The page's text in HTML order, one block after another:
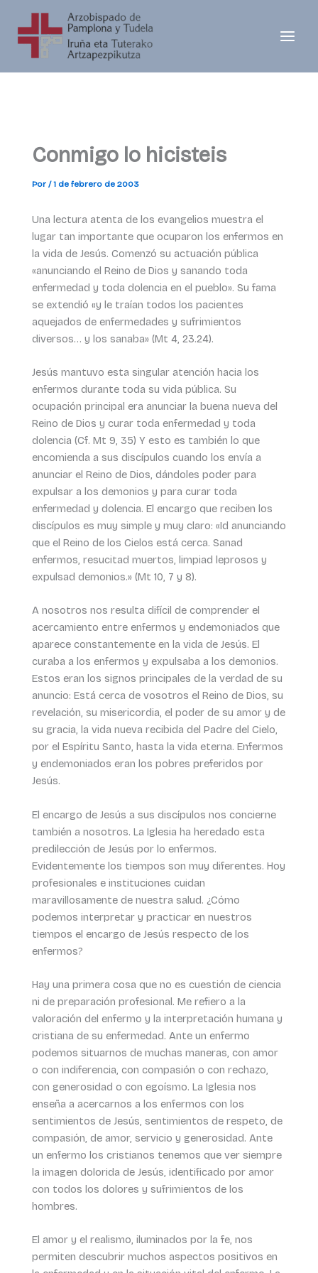
contenido
Conmigo lo hicisteis
Por /1 de febrero de 2003
Una lectura atenta de los evangelios muestra el
lugar tan importante que ocuparon los enfermos en
la vida de Jesús. Comenzó su actuación pública
«anunciando el Reino de Dios y sanando toda
enfermedad y toda dolencia en el pueblo». Su fama
se extendió «y le traían todos los pacientes
aquejados de enfermedades y sufrimientos
diversos… y los sanaba» (Mt 4, 23.24).
Jesús mantuvo esta singular atención hacia los
enfermos durante toda su vida pública. Su
ocupación principal era anunciar la buena nueva del
Reino de Dios y curar toda enfermedad y toda
dolencia (Cf. Mt 9, 35) Y esto es también lo que
encomienda a sus discípulos cuando los envía a
anunciar el Reino de Dios, dándoles poder para
expulsar a los demonios y para curar toda
enfermedad y dolencia. El encargo que reciben los
discípulos es muy simple y muy claro: «Id anunciando
que el Reino de los Cielos está cerca. Sanad
enfermos, resucitad muertos, limpiad leprosos y
expulsad demonios.» (Mt 10, 7 y 8).
A nosotros nos resulta difícil de comprender el
acercamiento entre enfermos y endemoniados que
aparece constantemente en la vida de Jesús. El
curaba a los enfermos y expulsaba a los demonios.
Estos eran los signos principales de la verdad de su
anuncio: Está cerca de vosotros el Reino de Dios, su
revelación, su misericordia, el poder de su amor y de
su gracia, la vida nueva recibida del Padre del Cielo,
por el Espíritu Santo, hasta la vida eterna. Enfermos
y endemoniados eran los pobres preferidos por
Jesús.
El encargo de Jesús a sus discípulos nos concierne
también a nosotros. La Iglesia ha heredado esta
predilección de Jesús por lo enfermos.
Evidentemente los tiempos son muy diferentes. Hoy
profesionales e instituciones cuidan
maravillosamente de nuestra salud. ¿Cómo
podemos interpretar y practicar en nuestros
tiempos el encargo de Jesús respecto de los
enfermos?
Hay una primera cosa que no es cuestión de ciencia
ni de preparación profesional. Me refiero a la
valoración del enfermo y la interpretación humana y
cristiana de su enfermedad. Ante un enfermo
podemos situarnos de muchas maneras, con amor
o con indiferencia, con compasión o con rechazo,
con generosidad o con egoísmo. La Iglesia nos
enseña a acercarnos a los enfermos con los
sentimientos de Jesús, sentimientos de respeto, de
compasión, de amor, servicio y generosidad. Ante
un enfermo los cristianos tenemos que ver siempre
la imagen dolorida de Jesús, identificado por amor
con todos los dolores y sufrimientos de los
hombres.
El amor y el realismo, iluminados por la fe, nos
permiten descubrir muchos aspectos positivos en